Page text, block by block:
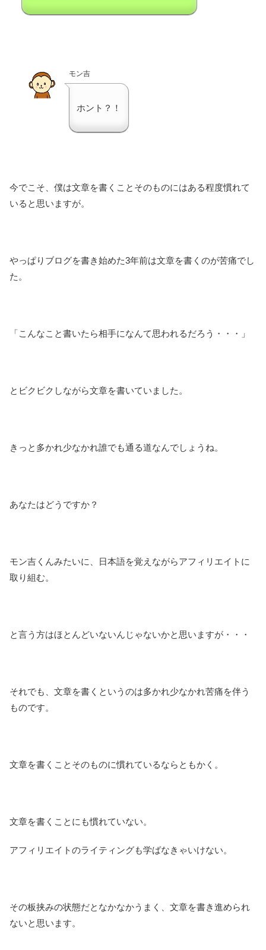
モン吉
ホント？！
今でこそ、僕は文章を書くことそのものにはある程度慣れて
いると思いますが。
やっぱりブログを書き始めた3年前は文章を書くのが苦痛でし
た。
「こんなこと書いたら相手になんて思われるだろう・・・」
とビクビクしながら文章を書いていました。
きっと多かれ少なかれ誰でも通る道なんでしょうね。
あなたはどうですか？
モン吉くんみたいに、日本語を覚えながらアフィリエイトに
取り組む。
と言う方はほとんどいないんじゃないかと思いますが・・・
それでも、文章を書くというのは多かれ少なかれ苦痛を伴う
ものです。
文章を書くことそのものに慣れているならともかく。
文章を書くことにも慣れていない。
アフィリエイトのライティングも学ばなきゃいけない。
その板挟みの状態だとなかなかうまく、文章を書き進められ
ないと思います。